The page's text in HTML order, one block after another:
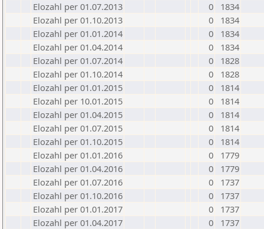
Elozahl per 01.07.2013
0
1834
Elozahl per 01.10.2013
0
1834
Elozahl per 01.01.2014
0
1834
Elozahl per 01.04.2014
0
1834
Elozahl per 01.07.2014
0
1828
Elozahl per 01.10.2014
0
1828
Elozahl per 01.01.2015
0
1814
Elozahl per 10.01.2015
0
1814
Elozahl per 01.04.2015
0
1814
Elozahl per 01.07.2015
0
1814
Elozahl per 01.10.2015
0
1814
Elozahl per 01.01.2016
0
1779
Elozahl per 01.04.2016
0
1779
Elozahl per 01.07.2016
0
1737
Elozahl per 01.10.2016
0
1737
Elozahl per 01.01.2017
0
1737
Elozahl per 01.04.2017
0
1737